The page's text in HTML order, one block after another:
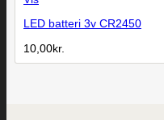
LED batteri 3v CR2450
10,00kr.